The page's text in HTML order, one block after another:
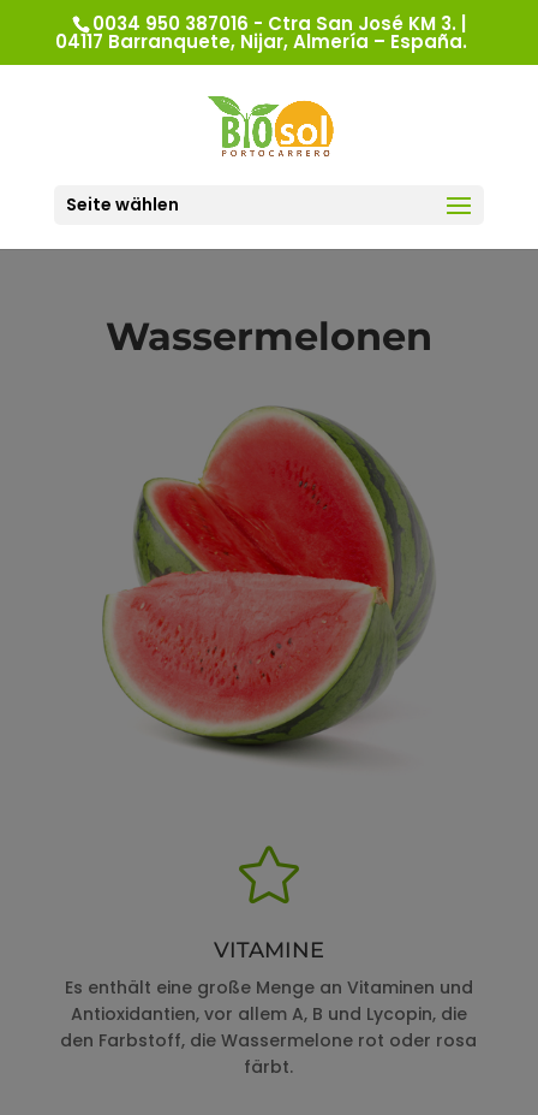
0034 950 387016 - Ctra San José KM 3. |
04117 Barranquete, Nijar, Almería – España.
Seite wählen
Wassermelonen

VITAMINE
Es enthält eine große Menge an Vitaminen und
Antioxidantien, vor allem A, B und Lycopin, die
den Farbstoff, die Wassermelone rot oder rosa
färbt.